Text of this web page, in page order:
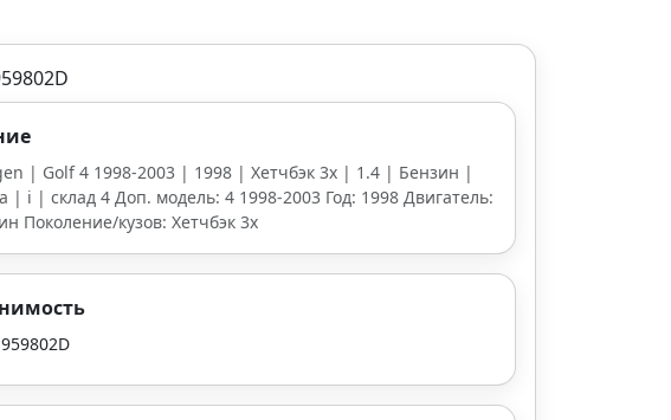
| Golf 4 1998-2003 | 1998 | Хетчбэк 3х | 1.4 | Бензин |
| i | склад 4 Доп. модель: 4 1998-2003 Год: 1998 Двигатель:
Поколение/кузов: Хетчбэк 3х